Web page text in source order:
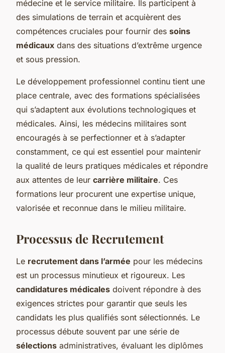
médecine et le service militaire. Ils participent à
des simulations de terrain et acquièrent des
compétences cruciales pour fournir des soins
médicaux dans des situations d’extrême urgence
et sous pression.
Le développement professionnel continu tient une
place centrale, avec des formations spécialisées
qui s’adaptent aux évolutions technologiques et
médicales. Ainsi, les médecins militaires sont
encouragés à se perfectionner et à s’adapter
constamment, ce qui est essentiel pour maintenir
la qualité de leurs pratiques médicales et répondre
aux attentes de leur carrière militaire. Ces
formations leur procurent une expertise unique,
valorisée et reconnue dans le milieu militaire.
Processus de Recrutement
Le recrutement dans l’armée pour les médecins
est un processus minutieux et rigoureux. Les
candidatures médicales doivent répondre à des
exigences strictes pour garantir que seuls les
candidats les plus qualifiés sont sélectionnés. Le
processus débute souvent par une série de
sélections administratives, évaluant les diplômes